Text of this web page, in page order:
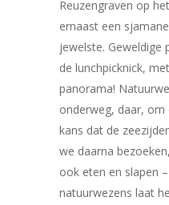
Reuzengraven op
ernaast een
jewelste. Geweldige
de lunchpicknick,
panorama!
onderweg, daar, om
kans dat de
we daarna
ook eten en slapen
natuurwezens laat